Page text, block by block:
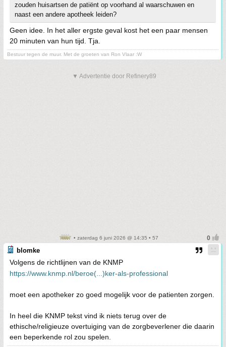
zouden huisartsen de patiënt op voorhand al waarschuwen en
naast een andere apotheek leiden?
Geen idee. In het aller ergste geval kost het een paar mensen
20 minuten van hun tijd. Tja.
Bestuur tegen de muur. Met de groeten van Ron Vlaar :W
▼ Advertentie door Refinery89
• zaterdag 6 juni 2026 @ 14:35 • 57
blomke
Volgens de richtlijnen van de KNMP
https://www.knmp.nl/beroe(...)ker-als-professional
moet een apotheker zo goed mogelijk voor de patienten zorgen.
In heel die KNMP tekst vind ik niets terug over de
ethische/religieuze overtuiging van de zorgbeverlener die daarin
een beperkende rol zou spelen.